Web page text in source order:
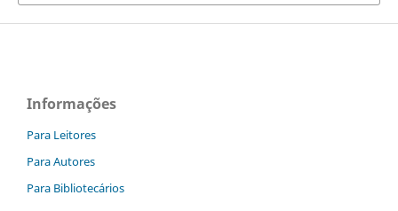
Informações
Para Leitores
Para Autores
Para Bibliotecários